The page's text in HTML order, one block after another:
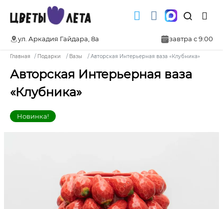
ул. Аркадия Гайдара, 8а завтра с 9:00
Главная Подарки Вазы Авторская Интерьерная ваза «Клубника»
Авторская Интерьерная ваза
«Клубника»
Новинка!